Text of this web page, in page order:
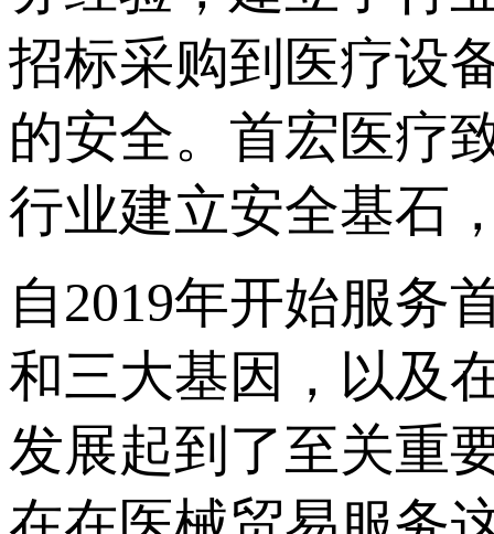
招标采购到医疗设
的安全。首宏医疗
行业建立安全基石
自2019年开始服务
和三大基因，以及
发展起到了至关重